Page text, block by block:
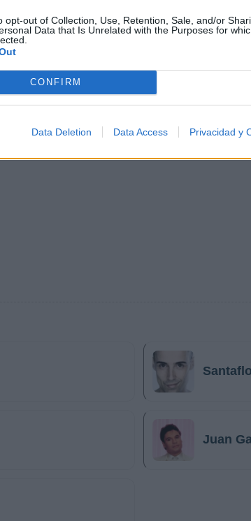
opt-out of Collection, Use, Retention, Sale, and/or
Data that Is Unrelated with the Purposes for
CONFIRM
Data Deletion Data Access Privacidad y
Juan